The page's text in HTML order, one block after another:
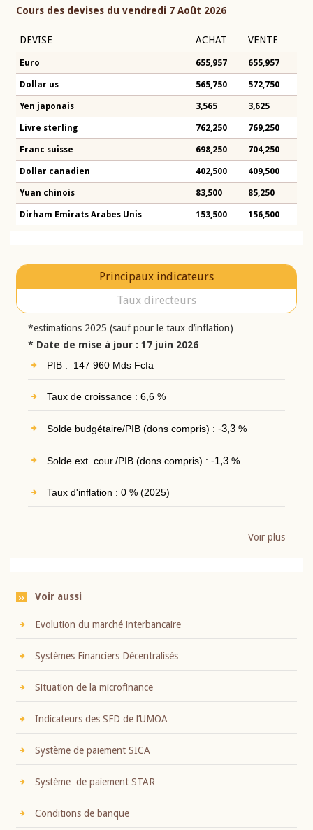
Cours des devises du vendredi 7 Août 2026
DEVISE ACHAT VENTE
Euro 655,957 655,957
Dollar us 565,750 572,750
Yen japonais 3,565 3,625
Livre sterling 762,250 769,250
Franc suisse 698,250 704,250
Dollar canadien 402,500 409,500
Yuan chinois 83,500 85,250
Dirham Emirats Arabes Unis 153,500 156,500
Principaux indicateurs
Taux directeurs
*estimations 2025 (sauf pour le taux d’inflation)
* Date de mise à jour : 17 juin 2026
PIB : 147 960 Mds Fcfa
Taux de croissance : 6,6 %
Solde budgétaire/PIB (dons compris) : -3,3%
Solde ext. cour./PIB (dons compris) : -1,3%
Taux d'inflation : 0 % (2025)
Voir plus
Voir aussi
Evolution du marché interbancaire
Systèmes Financiers Décentralisés
Situation de la microfinance
Indicateurs des SFD de l’UMOA
Système de paiement SICA
Système de paiement STAR
Conditions de banque